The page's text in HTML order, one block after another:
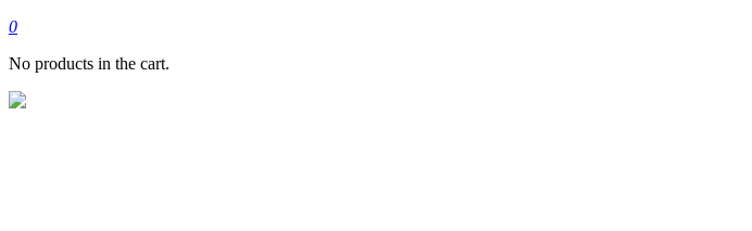
0
No products in the cart.